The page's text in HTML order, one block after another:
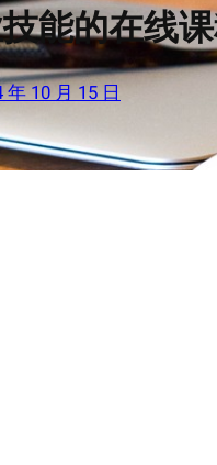
能的在线
年 10 月 15 日